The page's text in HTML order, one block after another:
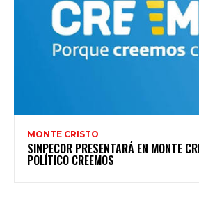
MONTE CRISTO
SINPECOR PRESENTARÁ EN MONTE
POLÍTICO CREEMOS